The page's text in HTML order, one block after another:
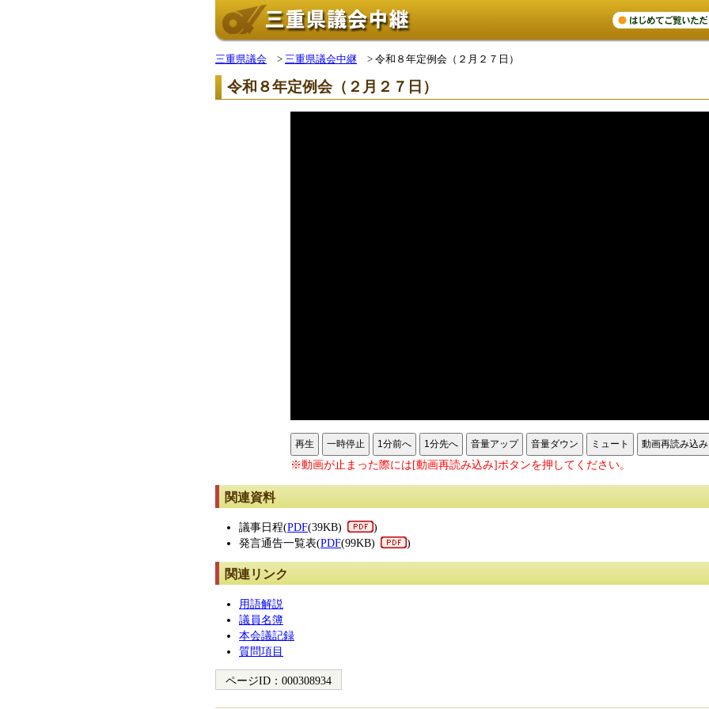
三重県議会 > 三重県議会中継 > 令和８年定例会（２月２７日）
令和８年定例会（２月２７日）
再生 一時停止 1分前へ 1分先へ 音量アップ 音量ダウン ミュート 動画再読み込み
※動画が止まった際には[動画再読み込み]ボタンを押してください。
関連資料
議事日程(PDF(39KB)
)
発言通告一覧表(PDF(99KB) )
関連リンク
用語解説
議員名簿
本会議記録
質問項目
ページID： 000308934